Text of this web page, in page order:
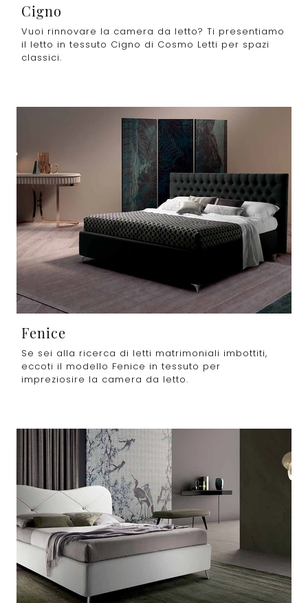
Cigno
Vuoi rinnovare la camera da letto? Ti presentiamo
il letto in tessuto Cigno di Cosmo Letti per spazi
classici.
Fenice
Se sei alla ricerca di letti matrimoniali imbottiti,
eccoti il modello Fenice in tessuto per
impreziosire la camera da letto.